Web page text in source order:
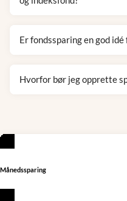
Er fondssparing en god
Hvorfor bør jeg opprette